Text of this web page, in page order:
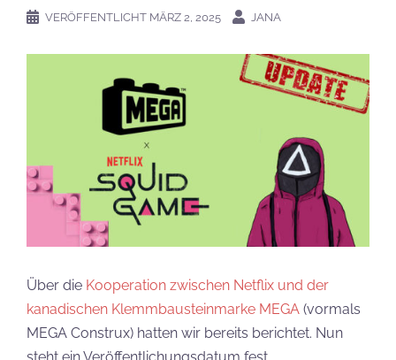
VERÖFFENTLICHT MÄRZ 2, 2025 JANA
Über die Kooperation zwischen Netflix und der
kanadischen Klemmbausteinmarke MEGA (vormals
MEGA Construx) hatten wir bereits berichtet. Nun